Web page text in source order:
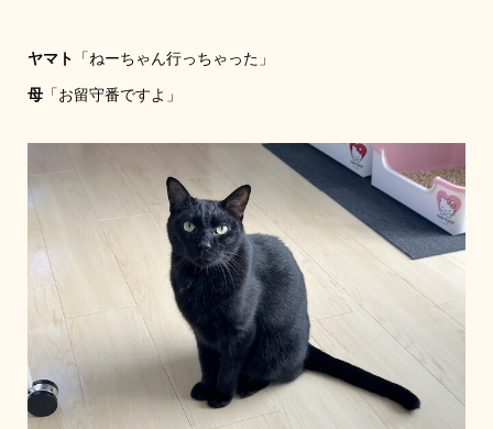
ヤマト 「ねーちゃん行っちゃった」
母「お留守番ですよ」